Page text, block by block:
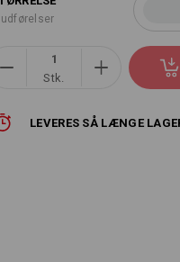
Stk.
LEVERES SÅ LÆNGE